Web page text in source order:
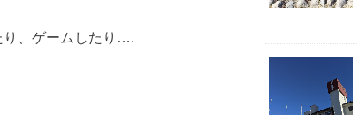
り、ゲームしたり….